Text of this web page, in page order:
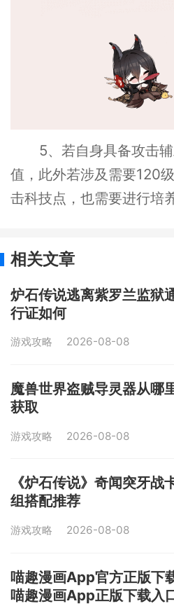
5、若自身具备攻击
值，此外若涉及需要120
击科技点，也需要进行培养
相关文章
炉石传说逃离紫罗兰监狱
行证如何
游戏攻略 2026-08-08
魔兽世界盗贼导灵器从哪
获取
游戏攻略 2026-08-08
《炉石传说》奇闻突牙战
组搭配推荐
游戏攻略 2026-08-08
喵趣漫画App官方正版下
喵趣漫画App正版下载入